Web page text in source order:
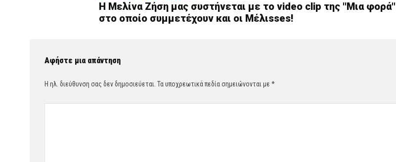
H Μελίνα Ζήση μας συστήνεται με το video clip της ''Μια φορά''
στο οποίο συμμετέχουν και οι Μέλιsses!
Αφήστε μια απάντηση
Η ηλ. διεύθυνση σας δεν δημοσιεύεται. Τα υποχρεωτικά πεδία σημειώνονται με *